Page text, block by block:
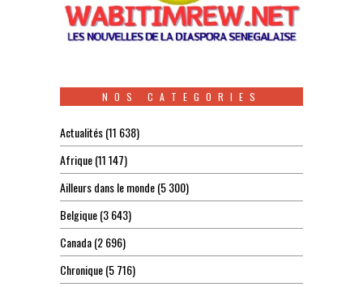
NOS CATEGORIES
Actualités(11 638)
Afrique(11 147)
Ailleurs dans le monde(5 300)
Belgique(3 643)
Canada(2 696)
Chronique(5 716)